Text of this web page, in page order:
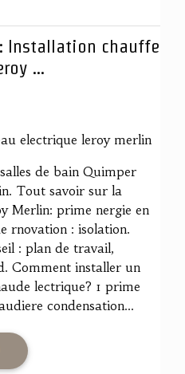
Installation chauffe
...
electrique leroy merlin
de bain Quimper
Tout savoir sur la
Merlin: prime nergie en
rnovation : isolation.
: plan de travail,
Comment installer un
lectrique? 1 prime
condensation...